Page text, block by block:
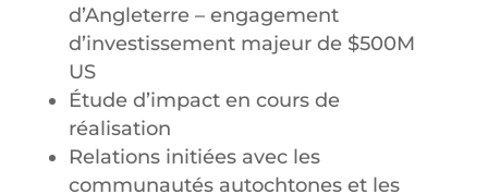
d’Angleterre – engagement
d’investissement majeur de $500M
US
Étude d’impact en cours de
réalisation
Relations initiées avec les
communautés autochtones et les